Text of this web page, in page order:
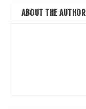
ABOUT THE AUTHOR